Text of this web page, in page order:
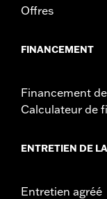
Offres
FINANCEMENT
Financement
Calculateur de
ENTRETIEN DE
Entretien agréé